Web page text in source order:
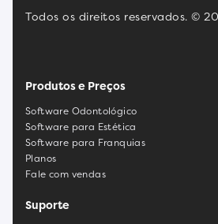
Todos os direitos reservados. ©
Produtos e Preços
Software Odontológico
Software para Estética
Software para Franquias
Planos
Fale com vendas
Suporte